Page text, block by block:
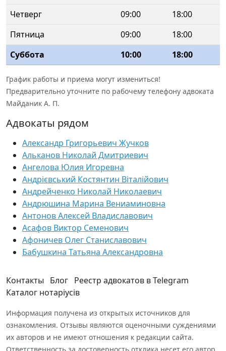
Четверг
09:00
18:00
Пятница
09:00
18:00
Суббота
10:00 18:00
График работы и приема могут измениться!
Предварительно уточните по рабочему телефону адвоката
Майданик А. П.
Адвокаты рядом
Александр Григорьевич Жучков
Альканов Николай Дмитриевич
Ангелова Юлия Игоревна
Андрієвський Костянтин Віталійович
Андрейченко Николай Николаевич
Андрюшина Марина Вениаминовна
Антонов Алексей Владиславович
Асафов Виктор Семенович
Афоничев Олег Станиславович
Бабушкина Татьяна Александровна
Контакты Блог Реестр адвокатов в Telegram
Каталог нотаріусів
Информация получена из открытых источников для
ознакомления. Отзывы являются оценочными суждениями
их авторов и не имеют отношения к редакции сайта.